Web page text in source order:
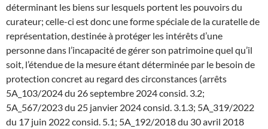
déterminant les biens sur lesquels portent les pouvoirs du
curateur; celle-ci est donc une forme spéciale de la curatelle de
représentation, destinée à protéger les intérêts d’une
personne dans l’incapacité de gérer son patrimoine quel qu’il
soit, l’étendue de la mesure étant déterminée par le besoin de
protection concret au regard des circonstances (arrêts
5A_103/2024 du 26 septembre 2024 consid. 3.2;
5A_567/2023 du 25 janvier 2024 consid. 3.1.3; 5A_319/2022
du 17 juin 2022 consid. 5.1; 5A_192/2018 du 30 avril 2018